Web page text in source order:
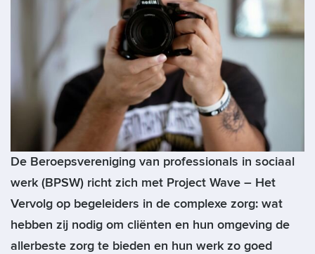
De Beroepsvereniging van professionals in sociaal
werk (BPSW) richt zich met Project Wave – Het
Vervolg op begeleiders in de complexe zorg: wat
hebben zij nodig om cliënten en hun omgeving de
allerbeste zorg te bieden en hun werk zo goed